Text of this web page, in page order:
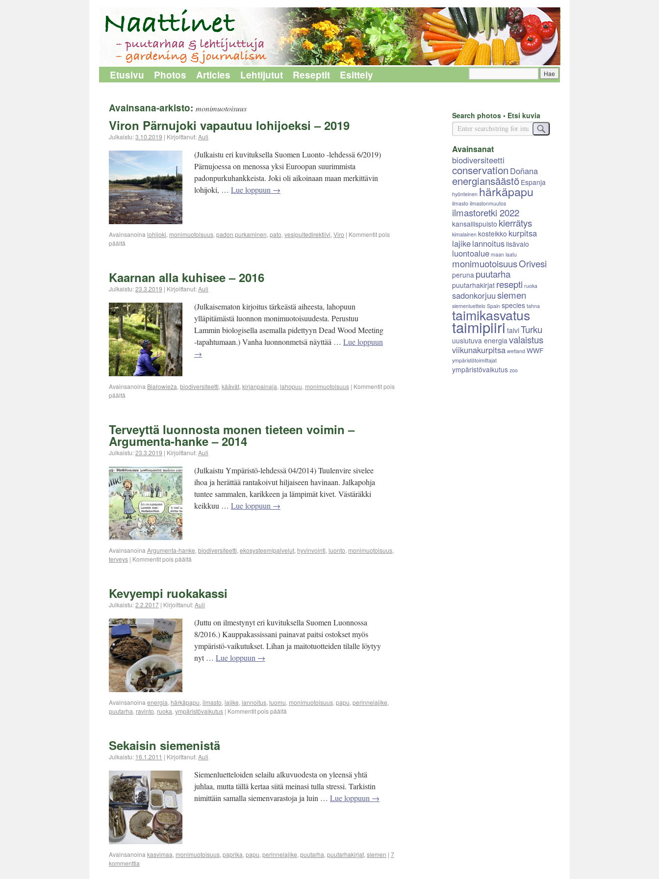
Etusivu Photos Articles Lehtijutut Reseptit Esittely
Avainsana-arkisto: monimuotoisuus
Viron Pärnujoki vapautuu lohijoeksi – 2019
Julkaistu:3.10.2019 | Kirjoittanut:Auli
(Julkaistu eri kuvituksella Suomen Luonto -lehdessä 6/2019)
Pärnujoessa on menossa yksi Euroopan suurimmista
padonpurkuhankkeista. Joki oli aikoinaan maan merkittävin
lohijoki, … Lue loppuun →
Avainsanoina lohijoki, monimuotoisuus, padon purkaminen, pato, vesipuitedirektiivi, Viro | Kommentit pois
päältä
Kaarnan alla kuhisee – 2016
Julkaistu:23.3.2019 | Kirjoittanut:Auli
(Julkaisematon kirjoitus tärkeästä aiheesta, lahopuun
ylläpitämästä luonnon monimuotoisuudesta. Perustuu
Lammin biologisella asemalla pidettyyn Dead Wood Meeting
-tapahtumaan.) Vanha luonnonmetsä näyttää … Lue loppuun
→
Avainsanoina Białowieża, biodiversiteetti, käävät, kirjanpainaja, lahopuu, monimuotoisuus | Kommentit pois
päältä
Terveyttä luonnosta monen tieteen voimin –
Argumenta-hanke – 2014
Julkaistu:23.3.2019 | Kirjoittanut:Auli
(Julkaistu Ympäristö-lehdessä 04/2014) Tuulenvire sivelee
ihoa ja herättää rantakoivut hiljaiseen havinaan. Jalkapohja
tuntee sammalen, karikkeen ja lämpimät kivet. Västäräkki
keikkuu … Lue loppuun →
Avainsanoina Argumenta-hanke, biodiversiteetti, ekosysteemipalvelut, hyvinvointi, luonto, monimuotoisuus,
terveys | Kommentit pois päältä
Kevyempi ruokakassi
Julkaistu:2.2.2017 | Kirjoittanut:Auli
(Juttu on ilmestynyt eri kuvituksella Suomen Luonnossa
8/2016.) Kauppakassissani painavat paitsi ostokset myös
ympäristö-vaikutukset. Lihan ja maitotuotteiden tilalle löytyy
nyt … Lue loppuun →
Avainsanoina energia, härkäpapu, ilmasto, lajike, lannoitus, luomu, monimuotoisuus, papu, perinnelajike,
puutarha, ravinto, ruoka, ympäristövaikutus | Kommentit pois päältä
Sekaisin siemenistä
Julkaistu: 16.1.2011 | Kirjoittanut:Auli
Siemenluetteloiden selailu alkuvuodesta on yleensä yhtä
juhlaa, mutta tällä kertaa siitä meinasi tulla stressi. Tarkistin
nimittäin samalla siemenvarastoja ja luin … Lue loppuun →
Avainsanoina kasvimaa, monimuotoisuus, paprika, papu, perinnelajike, puutarha, puutarhakirjat, siemen | 7
kommenttia
Search photos • Etsi kuvia
Avainsanat
biodiversiteetti
conservation Doñana
energiansäästö Espanja
hyönteinen härkäpapu
ilmasto ilmastonmuutos
ilmastoretki 2022
kansallispuisto kierrätys
kimalainen kosteikko kurpitsa
lajikelannoitus lisävalo
luontoalue maan laatu
monimuotoisuusOrivesi
peruna puutarha
puutarhakirjat resepti ruoka
sadonkorjuusiemen
siemenluettelo Spain species tahna
taimikasvatus
taimipiiri talviTurku
uusiutuva energia valaistus
viikunakurpitsa wetland WWF
ympäristötoimittajat
ympäristövaikutus zoo